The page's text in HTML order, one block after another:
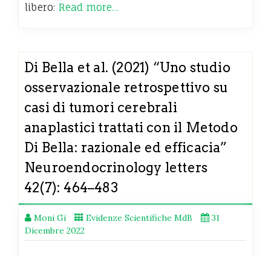
libero: Read more…
Di Bella et al. (2021) “Uno studio
osservazionale retrospettivo su
casi di tumori cerebrali
anaplastici trattati con il Metodo
Di Bella: razionale ed efficacia”
Neuroendocrinology letters
42(7): 464–483
Moni Gi Evidenze Scientifiche MdB
31
Dicembre 2022